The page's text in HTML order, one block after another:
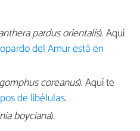
pardus orientalis). Aquí
del Amur está en
coreanus). Aquí te
de libélulas.
boyciana).